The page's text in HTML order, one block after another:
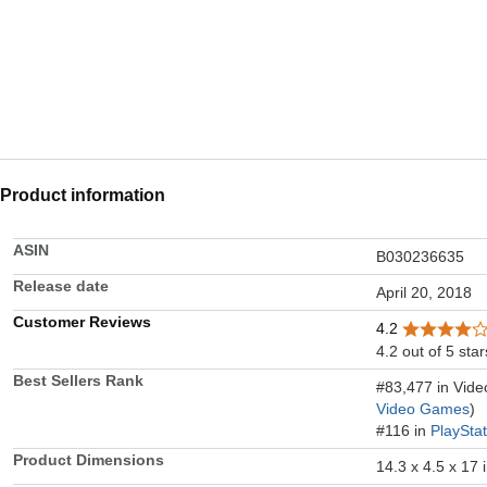
Product information
ASIN
B030236635
Release date
April 20, 2018
Customer Reviews
4.2
4.2 out of 5
Best Sellers Rank
#83,477 in
Video Games)
#116 in
Product Dimensions
14.3 x 4.5 x 17